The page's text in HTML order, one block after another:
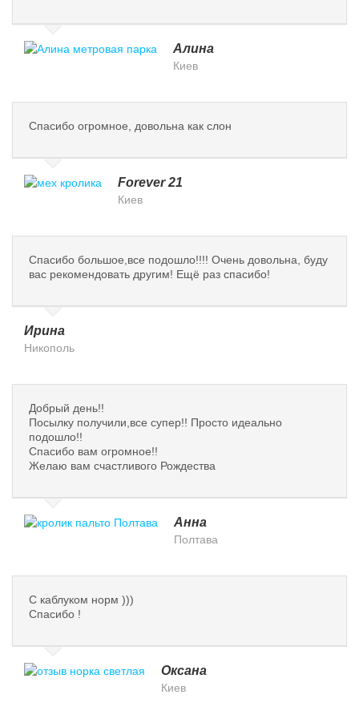
Алина
Киев
Спасибо огромное, довольна как слон
Forever 21
Киев
Спасибо большое,все подошло!!!! Очень довольна, буду
вас рекомендовать другим! Ещё раз спасибо!
Ирина
Никополь
Добрый день!!
Посылку получили,все супер!! Просто идеально
подошло!!
Спасибо вам огромное!!
Желаю вам счастливого Рождества
Анна
Полтава
С каблуком норм )))
Спасибо !
Оксана
Киев